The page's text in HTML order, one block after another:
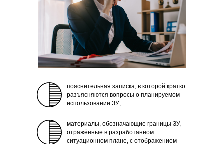
пояснительная записка, в которой кратко
разъясняются вопросы о планируемом
использовании ЗУ;
материалы, обозначающие границы ЗУ,
отражённые в разработанном
ситуационном плане, с отображением